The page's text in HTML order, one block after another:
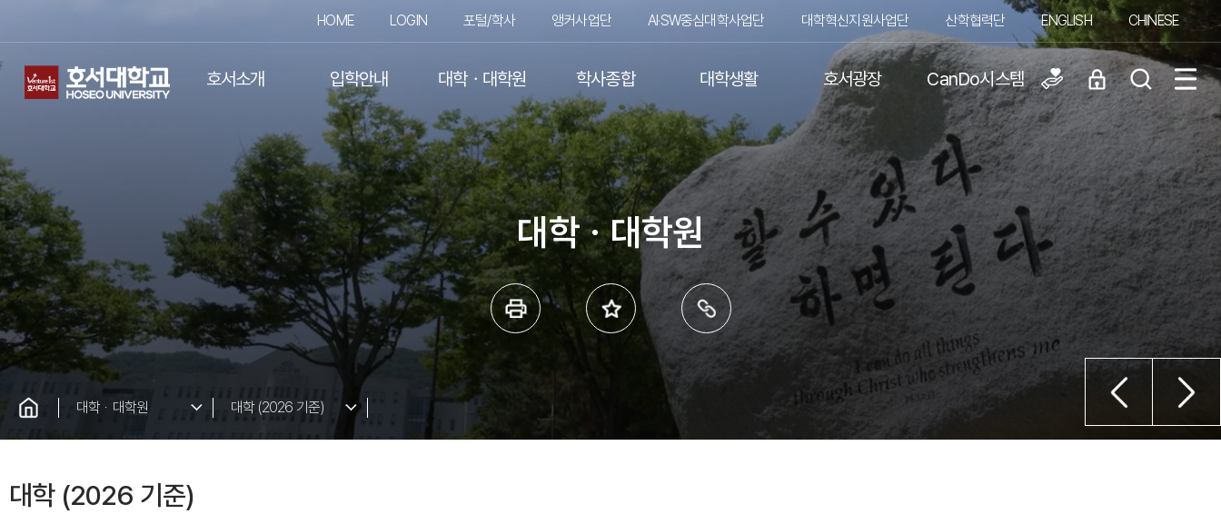
HOME LOGIN 포털/학사 앵커사업단 AI·SW중심대학사업단 대학혁신지원사업단 산학협력단 ENGLISH CHINESE
호서소개 입학안내 대학ㆍ대학원 학사종합 대학생활 호서광장 CanDo시스템
대학ㆍ대학원
대학ㆍ대학원 대학 (2026 기준)
대학 (2026 기준)